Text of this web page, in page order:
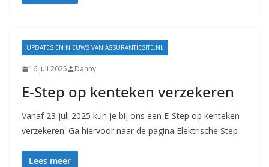
UPDATES EN NIEUWS VAN ASSURANTIESITE.NL
16 juli 2025 Danny
E-Step op kenteken verzekeren
Vanaf 23 juli 2025 kun je bij ons een E-Step op kenteken
verzekeren. Ga hiervoor naar de pagina Elektrische Step
Lees meer